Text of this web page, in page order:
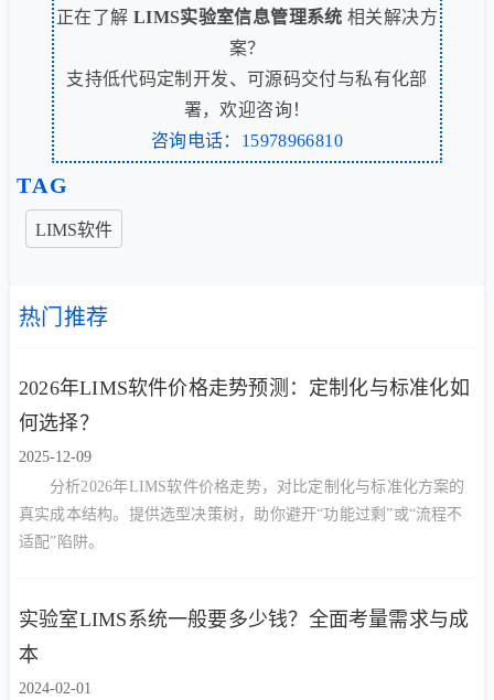
正在了解 LIMS实验室信息管理系统 相关解决方
案？
支持低代码定制开发、可源码交付与私有化部
署，欢迎咨询！
咨询电话：15978966810
TAG
LIMS软件
热门推荐
2026年LIMS软件价格走势预测：定制化与标准化如
何选择？
2025-12-09
分析2026年LIMS软件价格走势，对比定制化与标准化方案的
真实成本结构。提供选型决策树，助你避开“功能过剩”或“流程不
适配”陷阱。
实验室LIMS系统一般要多少钱？全面考量需求与成
本
2024-02-01